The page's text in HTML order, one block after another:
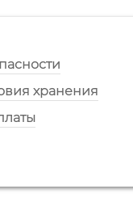
хранения